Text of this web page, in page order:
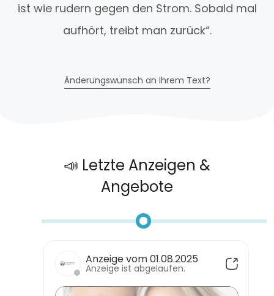
ist wie rudern gegen den Strom. Sobald mal
aufhört, treibt man zurück“.
Änderungswunsch an Ihrem Text?